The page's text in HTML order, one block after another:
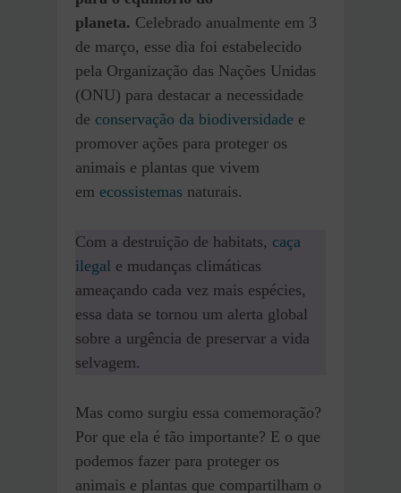
planeta. Celebrado anualmente em 3
de março, esse dia foi estabelecido
pela Organização das Nações Unidas
(ONU) para destacar a necessidade
de conservação da biodiversidade e
promover ações para proteger os
animais e plantas que vivem
em ecossistemas naturais.
Com a destruição de habitats, caça
ilegal e mudanças climáticas
ameaçando cada vez mais espécies,
essa data se tornou um alerta global
sobre a urgência de preservar a vida
selvagem.
Mas como surgiu essa comemoração?
Por que ela é tão importante? E o que
podemos fazer para proteger os
animais e plantas que compartilham o